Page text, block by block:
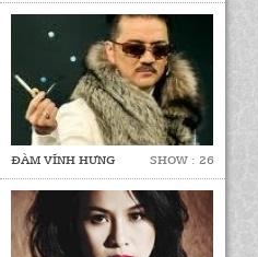
ĐÀM VĨNH HƯNG SHOW : 26